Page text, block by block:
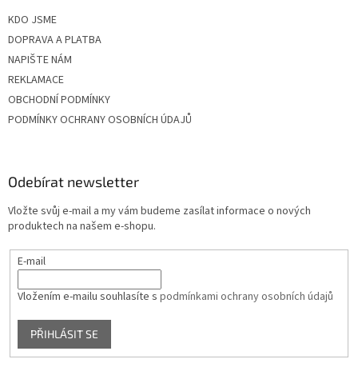
KDO JSME
DOPRAVA A PLATBA
NAPIŠTE NÁM
REKLAMACE
OBCHODNÍ PODMÍNKY
PODMÍNKY OCHRANY OSOBNÍCH ÚDAJŮ
Odebírat newsletter
Vložte svůj e-mail a my vám budeme zasílat informace o nových
produktech na našem e-shopu.
E-mail
Vložením e-mailu souhlasíte s podmínkami ochrany osobních údajů
PŘIHLÁSIT SE